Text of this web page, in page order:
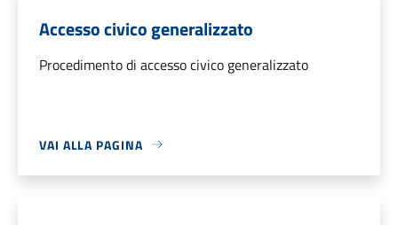
Accesso civico generalizzato
Procedimento di accesso civico generalizzato
VAI ALLA PAGINA